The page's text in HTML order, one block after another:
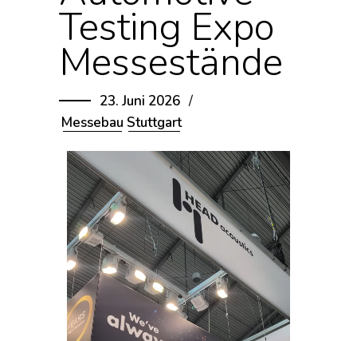
Testing Expo
Messestände
23. Juni 2026
Messebau Stuttgart